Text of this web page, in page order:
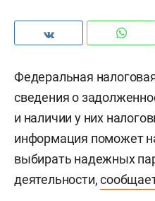
Федеральная
сведения о
и наличии у них
информация поможет
выбирать надежных
деятельности,